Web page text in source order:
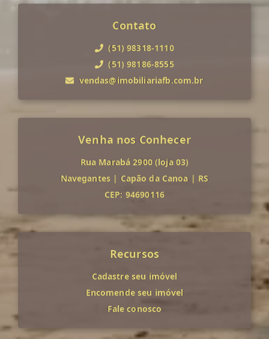
Contato
(51) 98318-1110
(51) 98186-8555
vendas@imobiliariafb.com.br
Venha nos Conhecer
Rua Marabá 2900 (loja 03)
Navegantes | Capão da Canoa | RS
CEP: 94690116
Recursos
Cadastre seu imóvel
Encomende seu imóvel
Fale conosco